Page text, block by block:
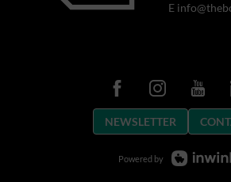
E
NEWSLETTER
Powered by